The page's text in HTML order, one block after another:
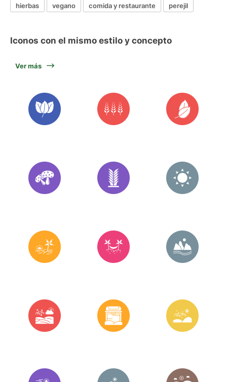
hierbas
vegano comida y restaurante perejil
Iconos con el mismo estilo y concepto
Ver más